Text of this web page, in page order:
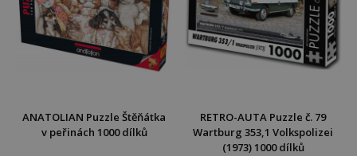
ANATOLIAN Puzzle Štěňátka
v peřinách 1000 dílků
RETRO-AUTA Puzzle č. 79
Wartburg 353,1 Volkspolizei
(1973) 1000 dílků